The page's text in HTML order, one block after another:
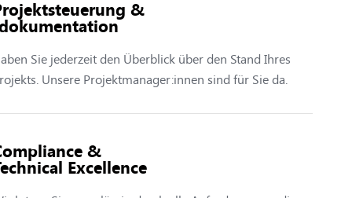
&
Sie jederzeit den Überblick über den Stand Ihres
Unsere Projektmanager:innen sind für Sie da.
&
Excellence